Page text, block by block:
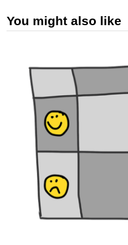
You might also like